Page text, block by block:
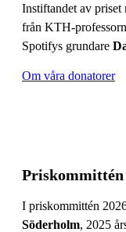
Instiftandet av priset
från KTH-
Spotifys grundare
Om våra donatorer
Priskommittén
I priskommittén
Söderholm, 2025